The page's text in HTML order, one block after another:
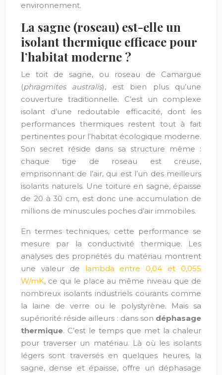
environnement.
La sagne (roseau) est-elle un
isolant thermique efficace pour
l’habitat moderne ?
Le toit de sagne, ou roseau de Camargue
(phragmites australis), est bien plus qu’une
couverture traditionnelle. C’est un complexe
isolant d’une redoutable efficacité, dont les
performances thermiques restent tout à fait
pertinentes pour l’habitat écologique moderne.
Son secret réside dans sa structure même :
chaque tige de roseau est creuse,
emprisonnant de l’air, qui est l’un des meilleurs
isolants naturels. Une toiture en sagne, épaisse
de 20 à 30 cm, est donc une accumulation de
millions de minuscules poches d’air immobiles.
En termes techniques, cette performance se
mesure par la conductivité thermique. Les
analyses des propriétés du matériau montrent
une valeur de lambda entre 0,04 et 0,055
W/mK, ce qui le place au même niveau que de
nombreux isolants industriels courants comme
la laine de verre ou le polystyrène. Mais sa
supériorité réside ailleurs : dans son déphasage
thermique. C’est le temps que met la chaleur
pour traverser un matériau. Là où les isolants
légers sont traversés en quelques heures, la
sagne, dense et épaisse, offre un déphasage